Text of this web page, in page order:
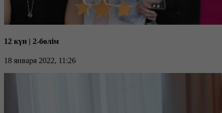
12 күн | 2-бөлім
18 января 2022, 11:26